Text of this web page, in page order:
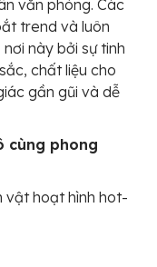
văn phòng. Các
trend và luôn
này bởi sự tinh
chất liệu cho
gần gũi và dễ
cùng phong
vật hoạt hình hot-